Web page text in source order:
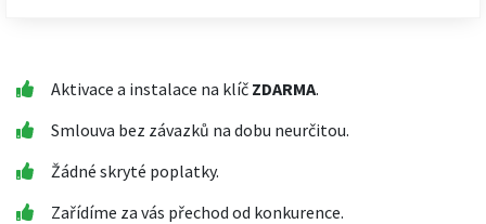
Aktivace a instalace na klíč ZDARMA.
Smlouva bez závazků na dobu neurčitou.
Žádné skryté poplatky.
Zařídíme za vás přechod od konkurence.